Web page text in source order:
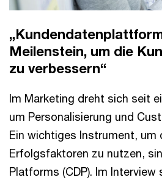
Meilenstein, um die
zu verbessern“
Im Marketing dreht sich seit
um Personalisierung und
Ein wichtiges Instrument, um
Erfolgsfaktoren zu nutzen,
Platforms (CDP). Im